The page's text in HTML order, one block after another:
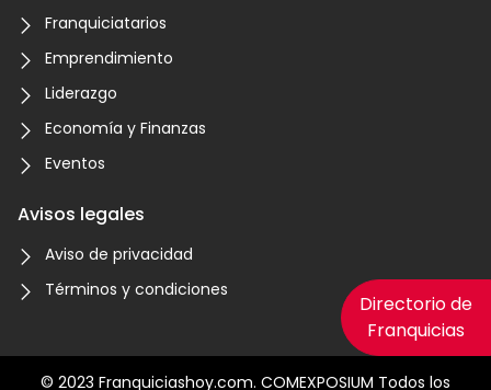
Directorio de
Franquicias
Franquiciatarios
Emprendimiento
Liderazgo
Economía y Finanzas
Eventos
Avisos legales
Aviso de privacidad
Términos y condiciones
© 2023 Franquiciashoy.com. COMEXPOSIUM Todos los